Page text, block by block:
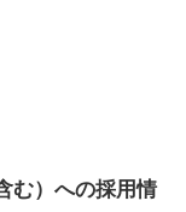
む）への採用情